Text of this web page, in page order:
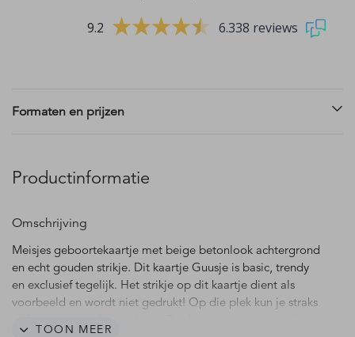
9.2 6.338 reviews
Formaten en prijzen
Productinformatie
Omschrijving
Meisjes geboortekaartje met beige betonlook achtergrond
en echt gouden strikje. Dit kaartje Guusje is basic, trendy
en exclusief tegelijk. Het strikje op dit kaartje dient als
voorbeeld en wordt niet gedrukt! Op die plek kun je straks
TOON MEER